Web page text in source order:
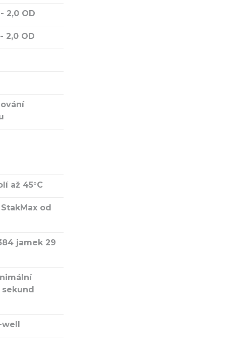
2,0 OD
2,0 OD
až 45°C
od
jamek 29
well